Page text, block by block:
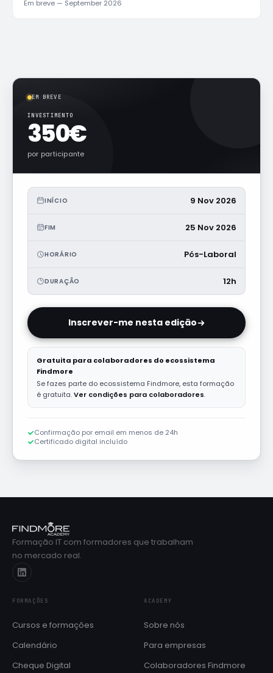
Em breve — September 2026
EM BREVE
INVESTIMENTO
350€
por participante
INÍCIO 9 Nov 2026
FIM 25 Nov 2026
HORÁRIO Pós-Laboral
DURAÇÃO 12h
Inscrever-me nesta edição
Gratuita para colaboradores do ecossistema
Findmore
Se fazes parte do ecossistema Findmore, esta formação
é gratuita.Ver condições para colaboradores.
Confirmação por email em menos de 24h
Certificado digital incluído
Formação IT com formadores que trabalham
no mercado real.
FORMAÇÕES
Cursos e formações
Calendário
Cheque Digital
ACADEMY
Sobre nós
Para empresas
Colaboradores Findmore